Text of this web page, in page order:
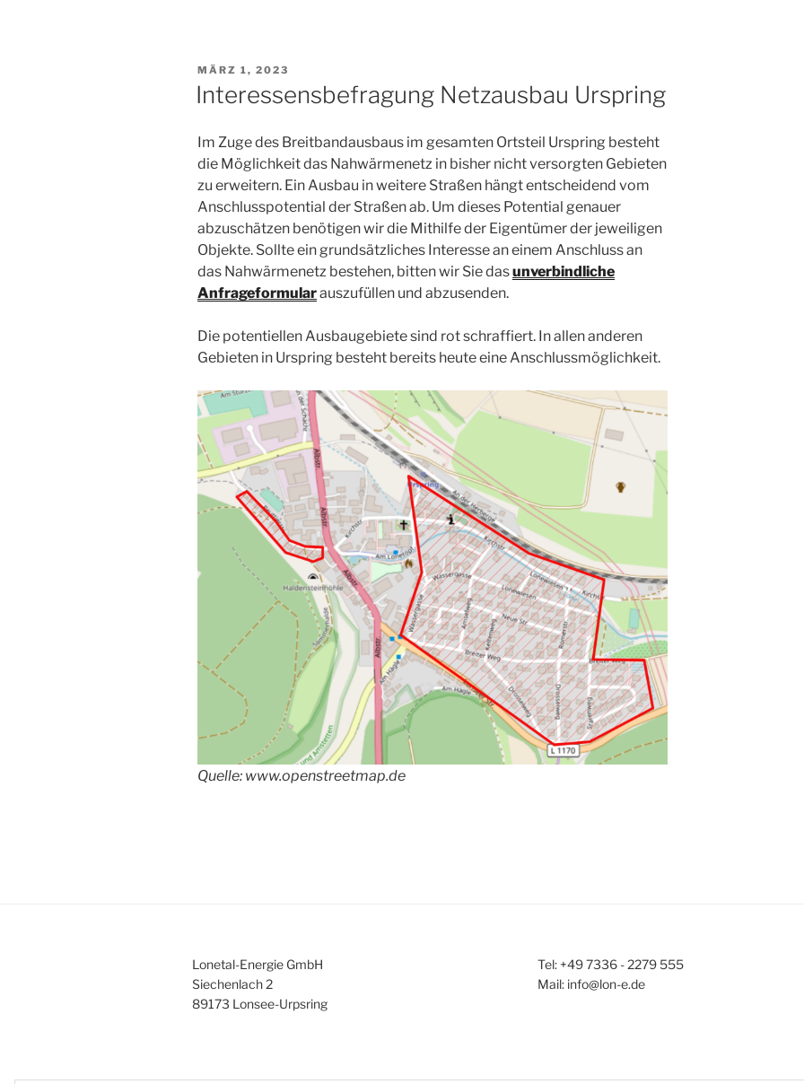
VERÖFFENTLICHT
AM
MÄRZ 1, 2023
Interessensbefragung Netzausbau Urspring
Im Zuge des Breitbandausbaus im gesamten Ortsteil Urspring besteht
die Möglichkeit das Nahwärmenetz in bisher nicht versorgten Gebieten
zu erweitern. Ein Ausbau in weitere Straßen hängt entscheidend vom
Anschlusspotential der Straßen ab. Um dieses Potential genauer
abzuschätzen benötigen wir die Mithilfe der Eigentümer der jeweiligen
Objekte. Sollte ein grundsätzliches Interesse an einem Anschluss an
das Nahwärmenetz bestehen, bitten wir Sie dasunverbindliche
Anfrageformularauszufüllen und abzusenden.
Die potentiellen Ausbaugebiete sind rot schraffiert. In allen anderen
Gebieten in Urspring besteht bereits heute eine Anschlussmöglichkeit.
Quelle: www.openstreetmap.de
Lonetal-Energie GmbH
Siechenlach 2
89173 Lonsee-Urpsring
Tel: +49 7336 - 2279 555
Mail: info@lon-e.de